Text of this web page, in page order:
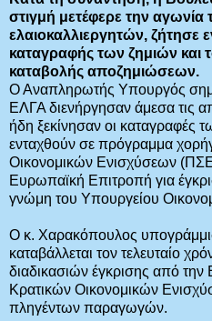
στιγμή μετέφερε την
ελαιοκαλλιεργητών, ζήτησε
καταγραφής των ζημιών και
καταβολής αποζημιώσεων.
Ο Αναπληρωτής Υπουργός
ΕΛΓΑ διενήργησαν άμεσα τις
ήδη ξεκίνησαν οι καταγραφές
ενταχθούν σε πρόγραμμα
Οικονομικών Ενισχύσεων
Ευρωπαϊκή Επιτροπή για
γνώμη του Υπουργείου
Ο κ. Χαρακόπουλος
καταβάλλεται τον τελευταίο
διαδικασιών έγκρισης από
Κρατικών Οικονομικών
πληγέντων παραγωγών.